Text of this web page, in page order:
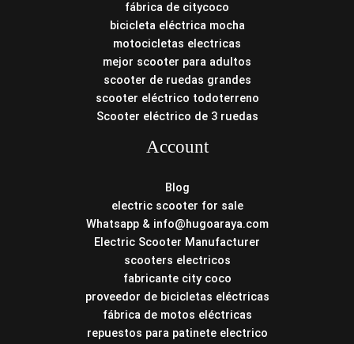
fábrica de citycoco
bicicleta eléctrica mocha
motocicletas electricas
mejor scooter para adultos
scooter de ruedas grandes
scooter eléctrico todoterreno
Scooter eléctrico de 3 ruedas
Account
Blog
electric scooter for sale
Whatsapp & info@hugoaraya.com
Electric Scooter Manufacturer
scooters electricos
fabricante city coco
proveedor de bicicletas eléctricas
fábrica de motos eléctricas
repuestos para patinete electrico